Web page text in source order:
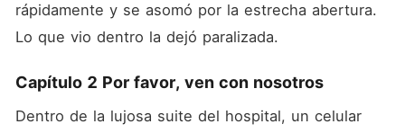
rápidamente y se asomó por la estrecha abertura.
Lo que vio dentro la dejó paralizada.
Capítulo 2 Por favor, ven con nosotros
Dentro de la lujosa suite del hospital, un celular